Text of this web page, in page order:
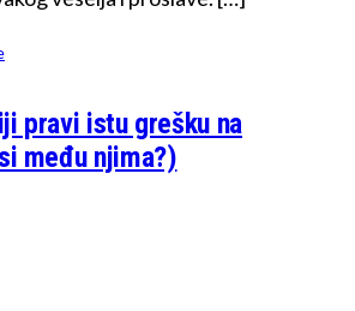
pravi istu grešku na
među njima?)